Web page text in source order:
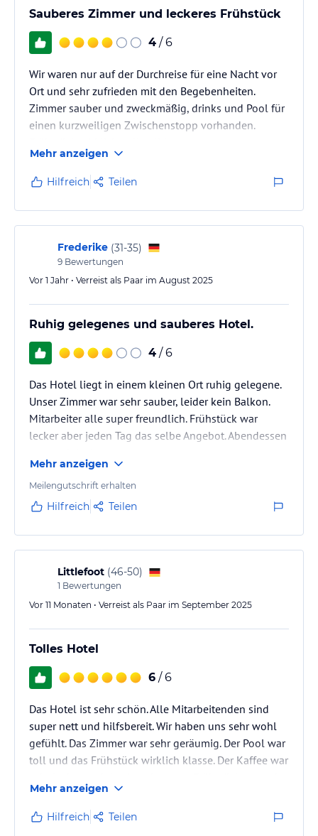
Sauberes Zimmer und leckeres Frühstück
4 / 6
Wir waren nur auf der Durchreise für eine Nacht vor
Ort und sehr zufrieden mit den Begebenheiten.
Zimmer sauber und zweckmäßig, drinks und Pool für
einen kurzweiligen Zwischenstopp vorhanden.
Mehr anzeigen
Hilfreich Teilen
Frederike (31-35)
9 Bewertungen
Vor 1 Jahr • Verreist als Paar im August 2025
Ruhig gelegenes und sauberes Hotel.
4 / 6
Das Hotel liegt in einem kleinen Ort ruhig gelegene.
Unser Zimmer war sehr sauber, leider kein Balkon.
Mitarbeiter alle super freundlich. Frühstück war
lecker aber jeden Tag das selbe Angebot. Abendessen
Mehr anzeigen
Meilengutschrift erhalten
Hilfreich Teilen
Littlefoot (46-50)
1 Bewertungen
Vor 11 Monaten • Verreist als Paar im September 2025
Tolles Hotel
6 / 6
Das Hotel ist sehr schön. Alle Mitarbeitenden sind
super nett und hilfsbereit. Wir haben uns sehr wohl
gefühlt. Das Zimmer war sehr geräumig. Der Pool war
toll und das Frühstück wirklich klasse. Der Kaffee war
umfangreich. Wir überlegen auf der Rückreise
nochmal dort einen Aufenthalt einzurichten. Vielen
Dank und viele Grüße Littlefoot:-)
Mehr anzeigen
Hilfreich Teilen